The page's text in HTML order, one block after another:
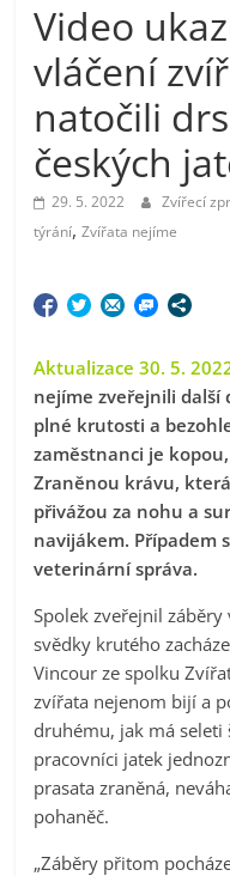
Video
vláčení
natočili
českých
29. 5. 2022 Zvířecí
týrání,Zvířata nejíme
Aktualizace 30. 5.
nejíme zveřejnili další
plné krutosti a
zaměstnanci je
Zraněnou krávu,
přivážou za nohu a
navijákem. Případem
veterinární správa.
Spolek zveřejnil
svědky krutého
Vincour ze spolku
zvířata nejenom bijí a
druhému, jak má seleti
pracovníci jatek
prasata zraněná,
pohaněč.
„Záběry přitom